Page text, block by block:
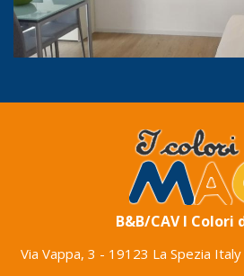
B&B/CAV I Colori
Via Vappa, 3 - 19123 La Spezia Italy